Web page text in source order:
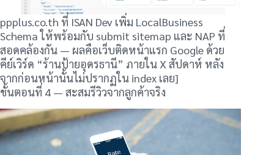
ppplus.co.th ที่ ISAN Dev เพิ่ม LocalBusiness
Schema ให้พร้อมกับ submit sitemap และ NAP ที่
สอดคล้องกัน — ผลคือเว็บติดหน้าแรก Google ด้วย
คีย์เวิร์ด “ร้านป้ายอุดรธานี” ภายใน X สัปดาห์ หลัง
จากก่อนหน้านั้นไม่ปรากฏใน index เลย]
ขั้นตอนที่ 4 — สะสมรีวิวจากลูกค้าจริง